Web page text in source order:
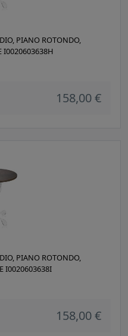
PIANO ROTONDO,
I0020603638H
158,00 €
PIANO ROTONDO,
I0020603638I
158,00 €